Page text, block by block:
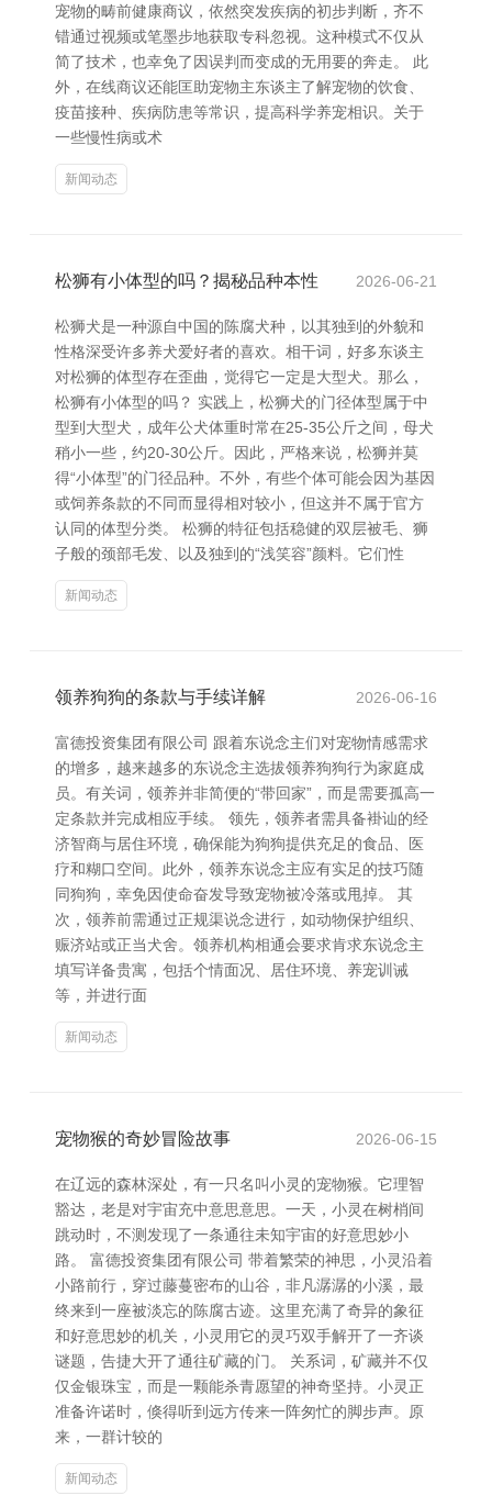
宠物的畴前健康商议，依然突发疾病的初步判断，齐不
错通过视频或笔墨步地获取专科忽视。这种模式不仅从
简了技术，也幸免了因误判而变成的无用要的奔走。 此
外，在线商议还能匡助宠物主东谈主了解宠物的饮食、
疫苗接种、疾病防患等常识，提高科学养宠相识。关于
一些慢性病或术
新闻动态
松狮有小体型的吗？揭秘品种本性 2026-06-21
松狮犬是一种源自中国的陈腐犬种，以其独到的外貌和
性格深受许多养犬爱好者的喜欢。相干词，好多东谈主
对松狮的体型存在歪曲，觉得它一定是大型犬。那么，
松狮有小体型的吗？ 实践上，松狮犬的门径体型属于中
型到大型犬，成年公犬体重时常在25-35公斤之间，母犬
稍小一些，约20-30公斤。因此，严格来说，松狮并莫
得“小体型”的门径品种。不外，有些个体可能会因为基因
或饲养条款的不同而显得相对较小，但这并不属于官方
认同的体型分类。 松狮的特征包括稳健的双层被毛、狮
子般的颈部毛发、以及独到的“浅笑容”颜料。它们性
新闻动态
领养狗狗的条款与手续详解 2026-06-16
富德投资集团有限公司 跟着东说念主们对宠物情感需求
的增多，越来越多的东说念主选拔领养狗狗行为家庭成
员。有关词，领养并非简便的“带回家”，而是需要孤高一
定条款并完成相应手续。 领先，领养者需具备褂讪的经
济智商与居住环境，确保能为狗狗提供充足的食品、医
疗和糊口空间。此外，领养东说念主应有实足的技巧随
同狗狗，幸免因使命奋发导致宠物被冷落或甩掉。 其
次，领养前需通过正规渠说念进行，如动物保护组织、
赈济站或正当犬舍。领养机构相通会要求肯求东说念主
填写详备贵寓，包括个情面况、居住环境、养宠训诫
等，并进行面
新闻动态
宠物猴的奇妙冒险故事 2026-06-15
在辽远的森林深处，有一只名叫小灵的宠物猴。它理智
豁达，老是对宇宙充中意思意思。一天，小灵在树梢间
跳动时，不测发现了一条通往未知宇宙的好意思妙小
路。 富德投资集团有限公司 带着繁荣的神思，小灵沿着
小路前行，穿过藤蔓密布的山谷，非凡潺潺的小溪，最
终来到一座被淡忘的陈腐古迹。这里充满了奇异的象征
和好意思妙的机关，小灵用它的灵巧双手解开了一齐谈
谜题，告捷大开了通往矿藏的门。 关系词，矿藏并不仅
仅金银珠宝，而是一颗能杀青愿望的神奇坚持。小灵正
准备许诺时，倏得听到远方传来一阵匆忙的脚步声。原
来，一群计较的
新闻动态